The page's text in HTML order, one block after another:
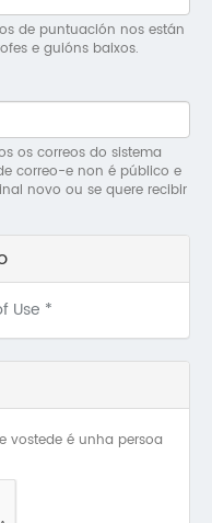
O
O
de puntuación nos están
e guións baixos.
os correos do sistema
correo-e non é público e
novo ou se quere recibir
Use *
vostede é unha persoa